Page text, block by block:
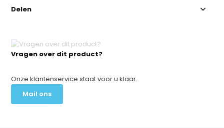
Vragen over dit product?
Onze klantenservice staat voor u klaar.
Mail ons
Delen